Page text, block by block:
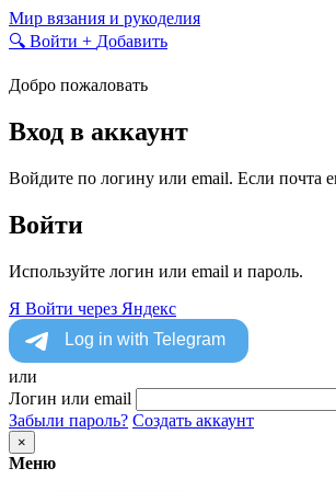
Skip
to
Мир вязания и рукоделия
🔍 Войти + Добавить
Добро пожаловать
Вход в аккаунт
Войдите по логину или email. Если почта
Войти
Используйте логин или email и пароль.
Я Войти через Яндекс
или
Логин или email
Забыли пароль? Создать аккаунт
×
Меню